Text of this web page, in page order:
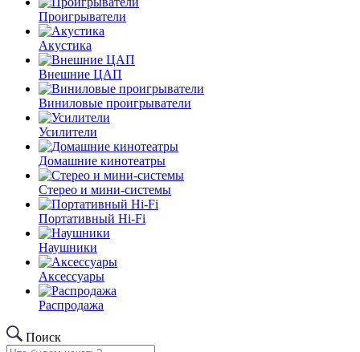
Проигрыватели
Акустика
Внешние ЦАП
Виниловые проигрыватели
Усилители
Домашние кинотеатры
Стерео и мини-системы
Портативный Hi-Fi
Наушники
Аксессуары
Распродажа
Поиск